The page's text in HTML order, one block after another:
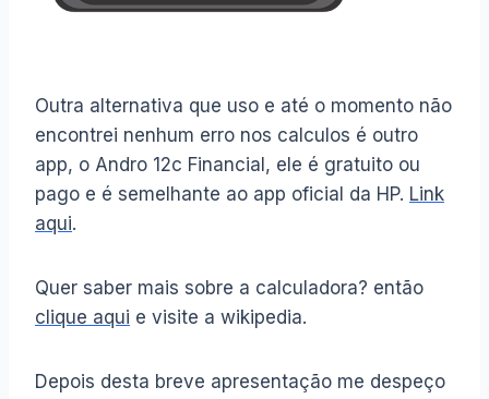
Outra alternativa que uso e até o momento não
encontrei nenhum erro nos calculos é outro
app, o Andro 12c Financial, ele é gratuito ou
pago e é semelhante ao app oficial da HP. Link
aqui.
Quer saber mais sobre a calculadora? então
clique aqui e visite a wikipedia.
Depois desta breve apresentação me despeço